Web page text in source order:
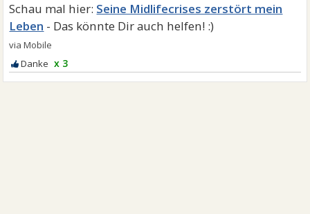
Seine Midlifecrises zerstört mein
Leben
x 3